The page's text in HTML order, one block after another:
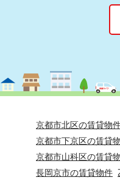
京都市北区の賃貸物
京都市下京区の賃貸
京都市山科区の賃貸
長岡京市の賃貸物件